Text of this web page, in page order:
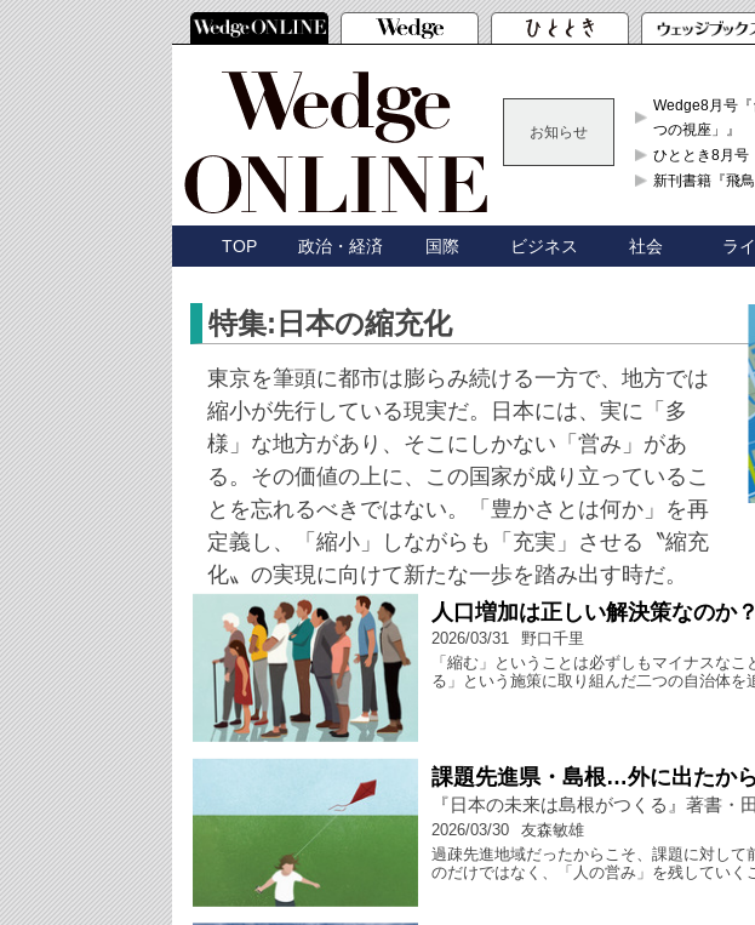
お知らせ
Wedge8月号
つの視座」』
ひととき8月号
新刊書籍『飛
TOP 政治・経済 国際 ビジネス 社会 ラ
特集:日本の縮充化
東京を筆頭に都市は膨らみ続ける一方で、地方では
縮小が先行している現実だ。日本には、実に「多
様」な地方があり、そこにしかない「営み」があ
る。その価値の上に、この国家が成り立っているこ
とを忘れるべきではない。「豊かさとは何か」を再
定義し、「縮小」しながらも「充実」させる〝縮充
化〟の実現に向けて新たな一歩を踏み出す時だ。
人口増加は正しい解決策なのか
2026/03/31
野口千里
「縮む」ということは必ずしもマイナスな
る」という施策に取り組んだ二つの自治体を
課題先進県・島根…外に出たか
『日本の未来は島根がつくる』著書・
2026/03/30
友森敏雄
過疎先進地域だったからこそ、課題に対し
のだけではなく、「人の営み」を残していく